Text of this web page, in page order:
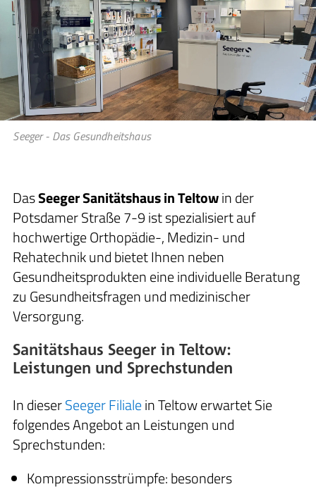
Seeger - Das Gesundheitshaus
DasSeeger Sanitätshaus in Teltowin der
Potsdamer Straße 7-9 ist spezialisiert auf
hochwertige Orthopädie-, Medizin- und
Rehatechnik und bietet Ihnen neben
Gesundheitsprodukten eine individuelle Beratung
zu Gesundheitsfragen und medizinischer
Versorgung.
Sanitätshaus Seeger in Teltow:
Leistungen und Sprechstunden
In dieserSeeger Filialein Teltow erwartet Sie
folgendes Angebot an Leistungen und
Sprechstunden:
Kompressionsstrümpfe: besonders